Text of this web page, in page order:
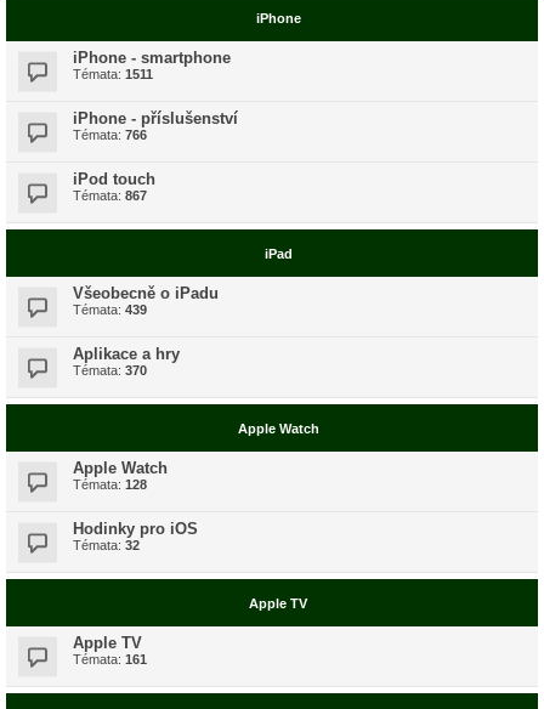
iPhone
iPhone - smartphone
Témata: 1511
iPhone - příslušenství
Témata: 766
iPod touch
Témata: 867
iPad
Všeobecně o iPadu
Témata: 439
Aplikace a hry
Témata: 370
Apple Watch
Apple Watch
Témata: 128
Hodinky pro iOS
Témata: 32
Apple TV
Apple TV
Témata: 161